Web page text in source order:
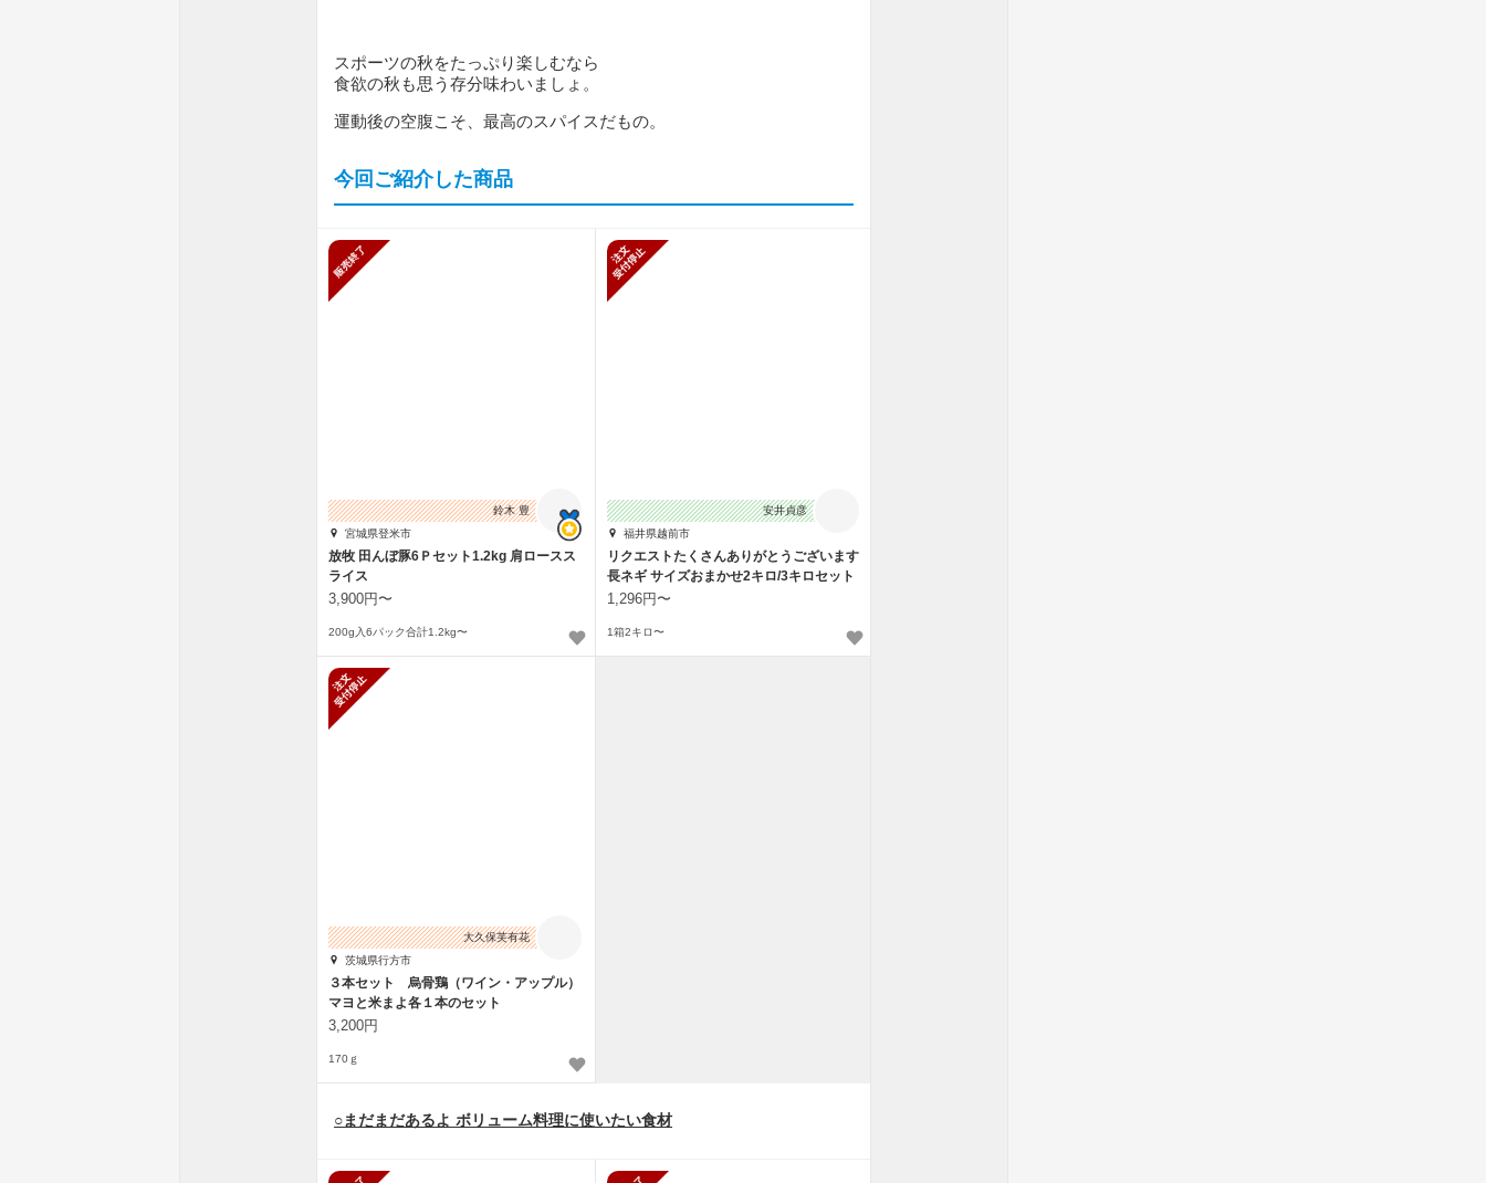
スポーツの秋をたっぷり楽しむなら
食欲の秋も思う存分味わいましょ。
運動後の空腹こそ、最高のスパイスだもの。
今回ご紹介した商品
鈴木 豊
宮城県登米市
放牧 田んぼ豚6Ｐセット1.2kg 肩ロースス
ライス
3,900円〜
200g入6パック合計1.2kg〜
安井貞彦
福井県越前市
リクエストたくさんありがとうございます
長ネギ サイズおまかせ2キロ/3キロセット
1,296円〜
1箱2キロ〜
大久保芙有花
茨城県行方市
３本セット 烏骨鶏（ワイン・アップル）
マヨと米まよ各１本のセット
3,200円
170ｇ
○まだまだあるよ ボリューム料理に使いたい食材